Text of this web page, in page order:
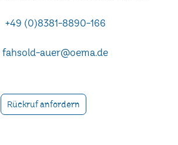
+49 (0)8381-8890-166
fahsold-auer@oema.de
Rückruf anfordern